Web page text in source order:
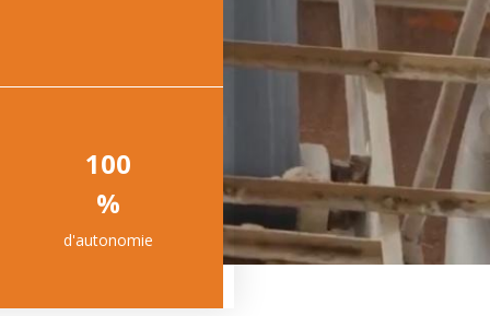
100
%
d'autonomie